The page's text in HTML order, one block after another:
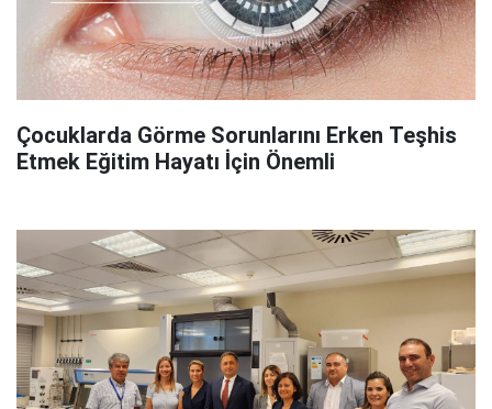
Çocuklarda Görme Sorunlarını Erken Teşhis
Etmek Eğitim Hayatı İçin Önemli